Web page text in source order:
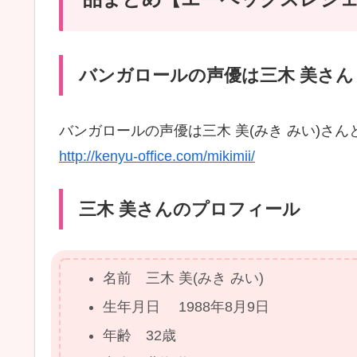
バンガロールの声優は三木 美さん
バンガロールの声優は三木 美(みき みい)さん
http://kenyu-office.com/mikimii/
三木 美さんのプロフィール
名前 三木 美(みき みい)
生年月日 1988年8月9日
年齢 32歳